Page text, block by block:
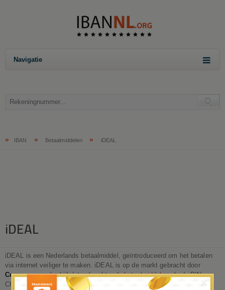
Navigatie
» IBAN » Betaalmiddelen » iDEAL
iDEAL
iDEAL is een Nederlands betaalmiddel, geïntroduceerd om het betalen
via internet veiliger te maken. iDEAL is op de markt gebracht door
Currence, een bedrijf dat ook achter debetaalmiddelenals de PIN en
Chipknip zit.
×